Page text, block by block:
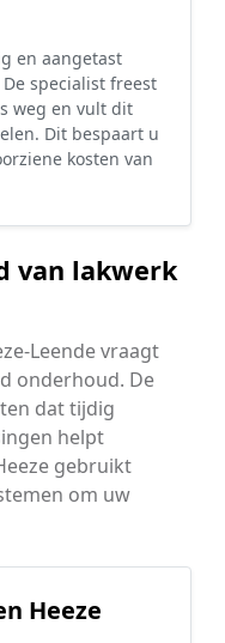
en aangetast
specialist freest
weg en vult dit
Dit bespaart u
kosten van
van lakwerk
Leende vraagt
onderhoud. De
dat tijdig
helpt
gebruikt
om uw
Heeze